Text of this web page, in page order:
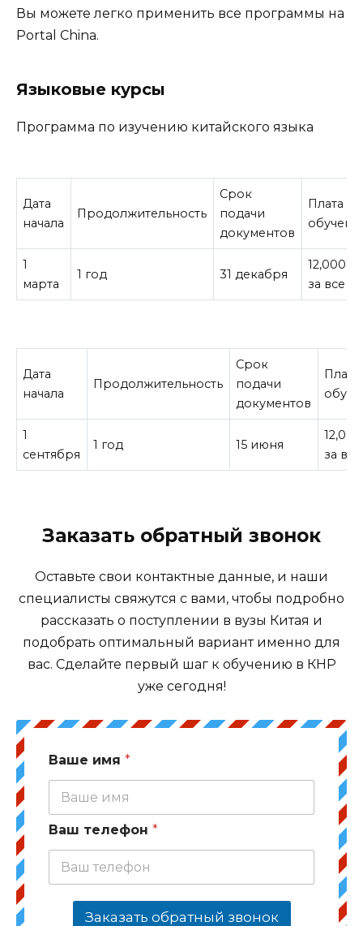
Вы можете легко применить все программы на
Portal China.
Языковые курсы
Программа по изучению китайского языка
Дата
начала
Продолжительность
Срок
подачи
документов
Плата за
1
марта
1 год 31 декабря
12,000¥
за все
Дата
начала
Продолжительность
Срок
подачи
документов
Плата
1
сентября
1 год 15 июня
за все
Заказать обратный звонок
Оставьте свои контактные данные, и наши
специалисты свяжутся с вами, чтобы подробно
рассказать о поступлении в вузы Китая и
подобрать оптимальный вариант именно для
вас. Сделайте первый шаг к обучению в КНР
уже сегодня!
Ваше имя *
Ваш телефон *
Заказать обратный звонок